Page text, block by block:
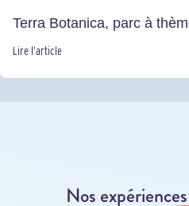
Terra Botanica, parc à
Lire l’article
Nos